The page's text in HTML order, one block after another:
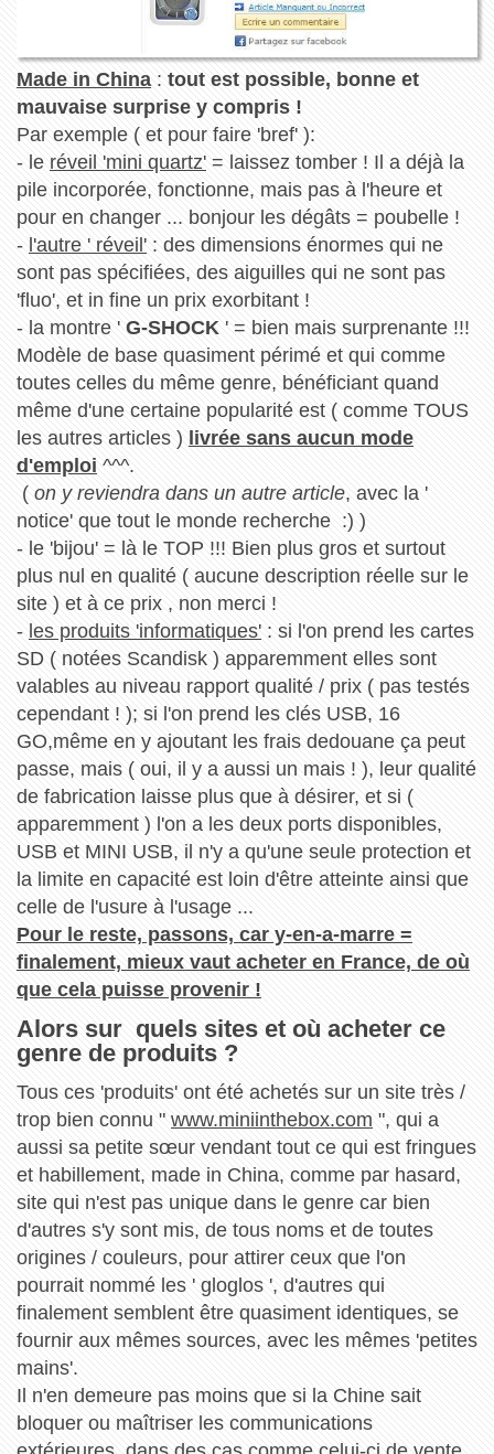
Made in China: tout est possible, bonne et
mauvaise surprise y compris !
Par exemple ( et pour faire 'bref' ):
- le réveil 'mini quartz'= laissez tomber ! Il a déjà la
pile incorporée, fonctionne, mais pas à l'heure et
pour en changer ... bonjour les dégâts = poubelle !
- l'autre ' réveil': des dimensions énormes qui ne
sont pas spécifiées, des aiguilles qui ne sont pas
'fluo', et in fine un prix exorbitant !
- la montre ' G-SHOCK' = bien mais surprenante !!!
Modèle de base quasiment périmé et qui comme
toutes celles du même genre, bénéficiant quand
même d'une certaine popularité est ( comme TOUS
les autres articles ) livrée sans aucun mode
d'emploi ^^^.
( on y reviendra dans un autre article, avec la '
notice' que tout le monde recherche :) )
- le 'bijou' = là le TOP !!! Bien plus gros et surtout
plus nul en qualité ( aucune description réelle sur le
site ) et à ce prix , non merci !
- les produits 'informatiques': si l'on prend les cartes
SD ( notées Scandisk ) apparemment elles sont
valables au niveau rapport qualité / prix ( pas testés
cependant ! ); si l'on prend les clés USB, 16
GO,même en y ajoutant les frais dedouane ça peut
passe, mais ( oui, il y a aussi un mais ! ), leur qualité
de fabrication laisse plus que à désirer, et si (
apparemment ) l'on a les deux ports disponibles,
USB et MINI USB, il n'y a qu'une seule protection et
la limite en capacité est loin d'être atteinte ainsi que
celle de l'usure à l'usage ...
Pour le reste, passons, car y-en-a-marre =
finalement, mieux vaut acheter en France, de où
que cela puisse provenir !
Alors sur quels sites et où acheter ce
genre de produits ?
Tous ces 'produits' ont été achetés sur un site très /
trop bien connu " www.miniinthebox.com ", qui a
aussi sa petite sœur vendant tout ce qui est fringues
et habillement, made in China, comme par hasard,
site qui n'est pas unique dans le genre car bien
d'autres s'y sont mis, de tous noms et de toutes
origines / couleurs, pour attirer ceux que l'on
pourrait nommé les ' gloglos ', d'autres qui
finalement semblent être quasiment identiques, se
fournir aux mêmes sources, avec les mêmes 'petites
mains'.
Il n'en demeure pas moins que si la Chine sait
bloquer ou maîtriser les communications